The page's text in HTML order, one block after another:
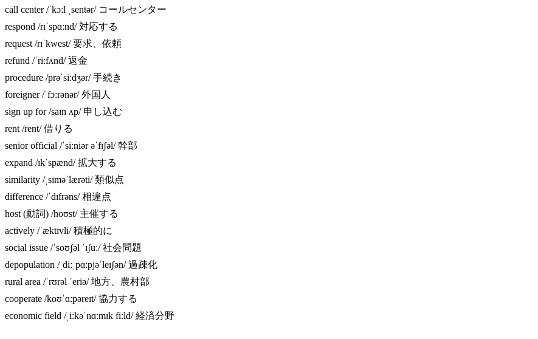
call center /ˈkɔːl ˌsentər/ コールセンター
respond /rɪˈspɑːnd/ 対応する
request /rɪˈkwest/ 要求、依頼
refund /ˈriːfʌnd/ 返金
procedure /prəˈsiːdʒər/ 手続き
foreigner /ˈfɔːrənər/ 外国人
sign up for /saɪn ʌp/ 申し込む
rent /rent/ 借りる
senior official /ˈsiːniər əˈfɪʃəl/ 幹部
expand /ɪkˈspænd/ 拡大する
similarity /ˌsɪməˈlærəti/ 類似点
difference /ˈdɪfrəns/ 相違点
host (動詞) /hoʊst/ 主催する
actively /ˈæktɪvli/ 積極的に
social issue /ˈsoʊʃəl ˈɪʃuː/ 社会問題
depopulation /ˌdiːˌpɑːpjəˈleɪʃən/ 過疎化
rural area /ˈrʊrəl ˈeriə/ 地方、農村部
cooperate /koʊˈɑːpəreɪt/ 協力する
economic field /ˌiːkəˈnɑːmɪk fiːld/ 経済分野